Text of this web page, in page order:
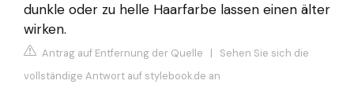
dunkle oder zu helle Haarfarbe lassen einen älter
wirken.
Antrag auf Entfernung der Quelle | Sehen Sie sich die
vollständige Antwort auf stylebook.de an